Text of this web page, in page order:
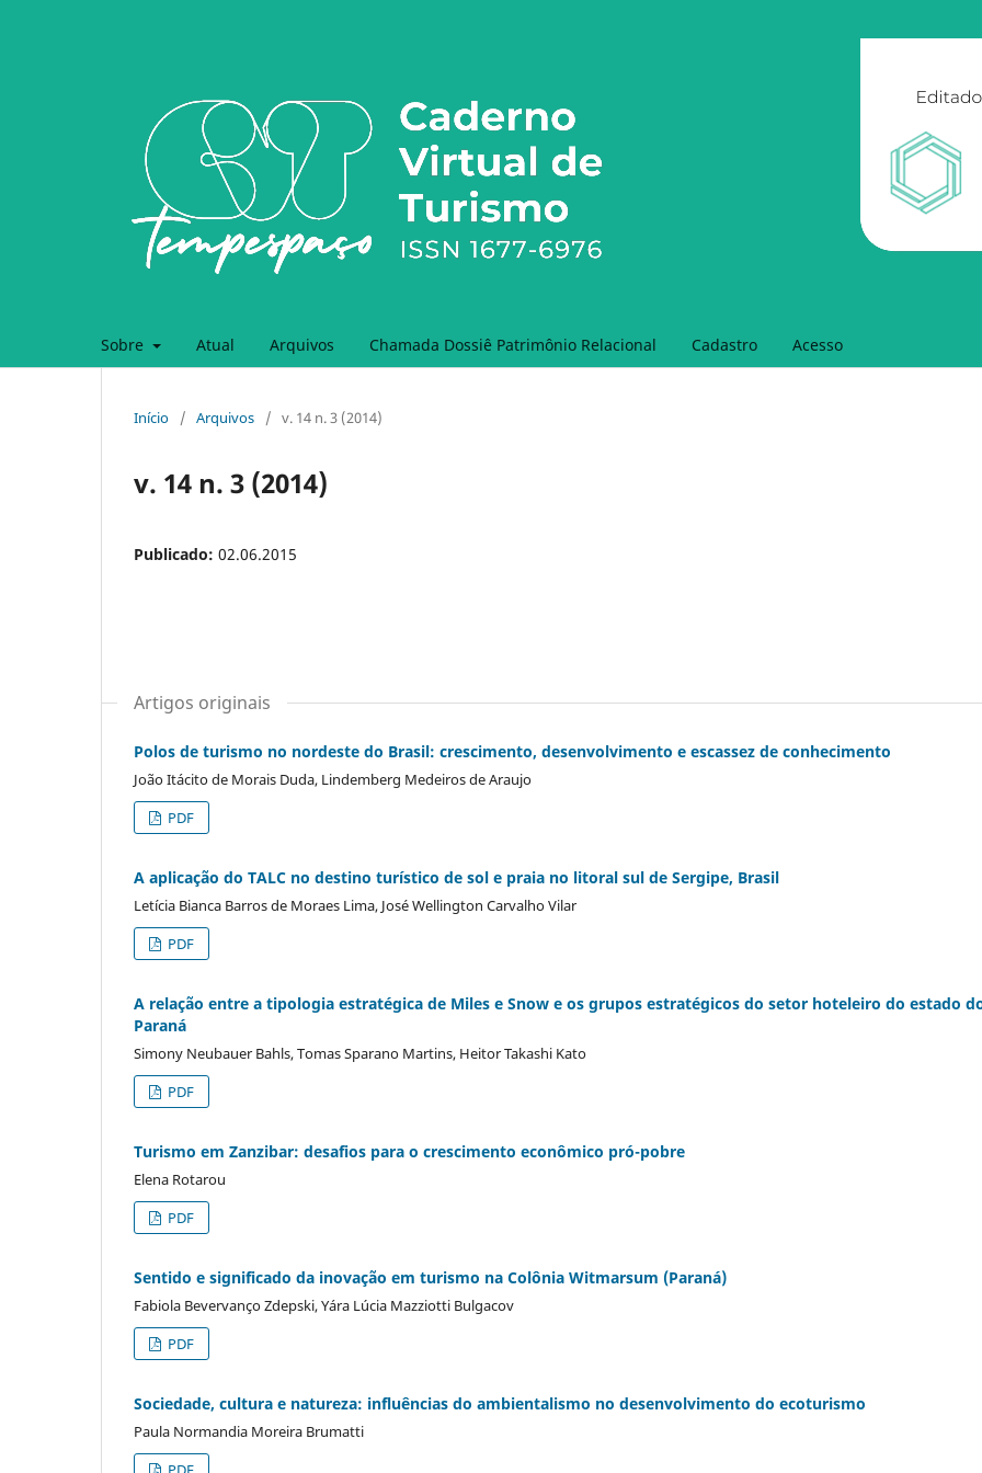
Sobre Atual Arquivos Chamada Dossiê Patrimônio Relacional Cadastro Acesso
Início / Arquivos / v. 14 n. 3 (2014)
v. 14 n. 3 (2014)
Publicado: 02.06.2015
Artigos originais
Polos de turismo no nordeste do Brasil: crescimento, desenvolvimento e escassez de conhecimento
João Itácito de Morais Duda, Lindemberg Medeiros de Araujo
PDF
A aplicação do TALC no destino turístico de sol e praia no litoral sul de Sergipe, Brasil
Letícia Bianca Barros de Moraes Lima, José Wellington Carvalho Vilar
PDF
A relação entre a tipologia estratégica de Miles e Snow e os grupos estratégicos do setor hoteleiro do estado
Paraná
Simony Neubauer Bahls, Tomas Sparano Martins, Heitor Takashi Kato
PDF
Turismo em Zanzibar: desafios para o crescimento econômico pró-pobre
Elena Rotarou
PDF
Sentido e significado da inovação em turismo na Colônia Witmarsum (Paraná)
Fabiola Bevervanço Zdepski, Yára Lúcia Mazziotti Bulgacov
PDF
Sociedade, cultura e natureza: influências do ambientalismo no desenvolvimento do ecoturismo
Paula Normandia Moreira Brumatti